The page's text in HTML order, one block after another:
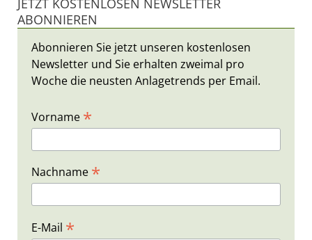
ABONNIEREN
Abonnieren Sie jetzt unseren kostenlosen
Newsletter und Sie erhalten zweimal pro
Woche die neusten Anlagetrends per Email.
Vorname *
Nachname *
E-Mail *